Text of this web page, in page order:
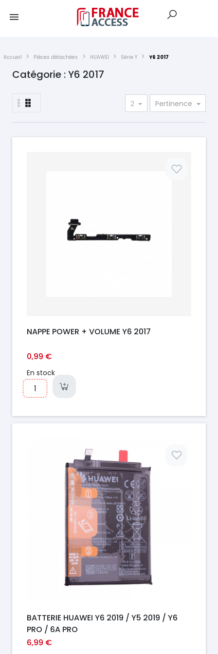
Accueil Pièces détachées HUAWEI Série Y Y6 2017
Catégorie : Y6 2017
2 Pertinence
NAPPE POWER + VOLUME Y6 2017
0,99 €
En stock
BATTERIE HUAWEI Y6 2019 / Y5 2019 / Y6
PRO / 6A PRO
6,99 €